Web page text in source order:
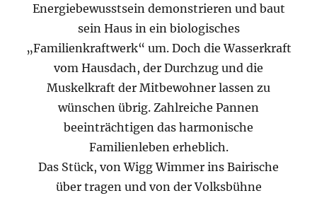
Energiebewusstsein demonstrieren und baut
sein Haus in ein biologisches
„Familienkraftwerk“ um. Doch die Wasserkraft
vom Hausdach, der Durchzug und die
Muskelkraft der Mitbewohner lassen zu
wünschen übrig. Zahlreiche Pannen
beeinträchtigen das harmonische
Familienleben erheblich.
Das Stück, von Wigg Wimmer ins Bairische
über tragen und von der Volksbühne